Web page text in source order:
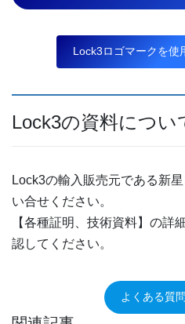
Lock3ロゴマークを使
Lock3の資料につい
Lock3の輸入販売元である新
い合せください。
【各種証明、技術資料】の詳
認してください。
よくある質